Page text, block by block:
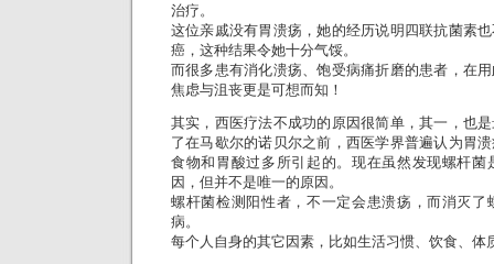
治疗。
这位亲戚没有胃溃疡，她的经历说明四联抗菌素
癌，这种结果令她十分气馁。
而很多患有消化溃疡、饱受病痛折磨的患者，在
焦虑与沮丧更是可想而知！
其实，西医疗法不成功的原因很简单，其一，也
了在马歇尔的诺贝尔之前，西医学界普遍认为胃
食物和胃酸过多所引起的。现在虽然发现螺杆菌
因，但并不是唯一的原因。
螺杆菌检测阳性者，不一定会患溃疡，而消灭了
病。
每个人自身的其它因素，比如生活习惯、饮食、